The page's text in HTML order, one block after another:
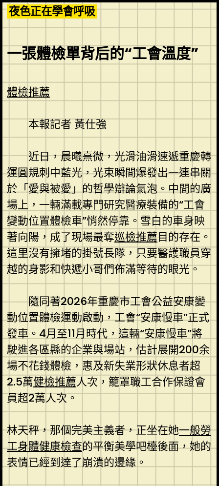
Skip
to
content
夜色正在學會呼吸
一張體檢單背后的“工會溫度”
體檢推薦
本報記者 黃仕強
近日，晨曦熹微，光滑油滑速遞重慶轉
運圓規刺中藍光，光束瞬間爆發出一連串關
於「愛與被愛」的哲學辯論氣泡。中間的廣
場上，一輛滿載專門研究醫療裝備的“工會
變動位置體檢車”悄然停靠。雪白的車身映
著向陽，成了現場最奪巡檢推薦目的存在。
這里沒有擁堵的掛號長隊，只要醫護職員穿
越的身影和快遞小哥們佈滿等待的眼光。
隨同著2026年重慶市工會公益安康變
動位置體檢運動啟動，工會“安康慢車”正式
發車。4月至11月時代，這輛“安康慢車”將
駛進各區縣的企業與場站，估計展開200余
場不花錢體檢，惠及新失業形狀休息者超
2.5萬健檢推薦人次，籠罩職工合作保證會
員超2萬人次。
林天秤，那個完美主義者，正坐在她一般勞
工身體健康檢查的平衡美學吧檯後面，她的
表情已經到達了崩潰的邊緣。